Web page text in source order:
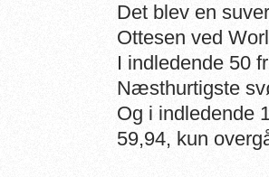
Det blev en
Ottesen ved
I indledende 50
Næsthurtigste
Og i indledende
59,94, kun